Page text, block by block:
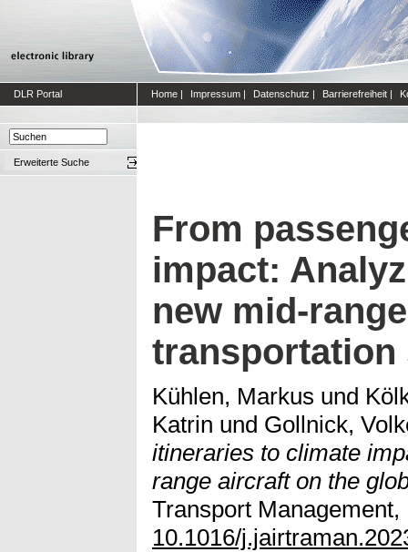
DLR Portal Home | Impressum | Datenschutz | Barrierefreiheit |
Erweiterte Suche
From
impact:
new mid-
transportation
Kühlen, Markus und
Katrin und Gollnick,
itineraries to climate
range aircraft on the
Transport Management,
10.1016/